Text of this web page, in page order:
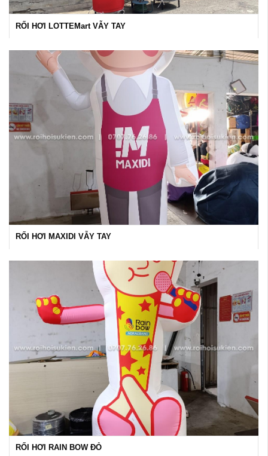
RỐI HƠI LOTTEMart VẪY TAY
RỐI HƠI MAXIDI VẪY TAY
RỐI HƠI RAIN BOW ĐỎ